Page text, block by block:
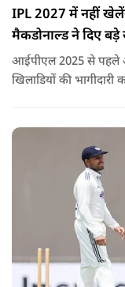
IPL 2027 में नहीं
मैकडोनाल्ड ने दिए
आईपीएल 2025 से पहले
खिलाडियों की